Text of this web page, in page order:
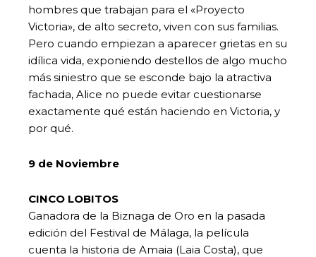
hombres que trabajan para el «Proyecto
Victoria», de alto secreto, viven con sus familias.
Pero cuando empiezan a aparecer grietas en su
idílica vida, exponiendo destellos de algo mucho
más siniestro que se esconde bajo la atractiva
fachada, Alice no puede evitar cuestionarse
exactamente qué están haciendo en Victoria, y
por qué.
9 de Noviembre
CINCO LOBITOS
Ganadora de la Biznaga de Oro en la pasada
edición del Festival de Málaga, la película
cuenta la historia de Amaia (Laia Costa), que